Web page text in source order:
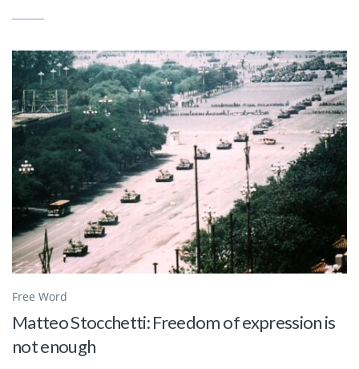
Free Word
Matteo Stocchetti: Freedom of expression is
not enough